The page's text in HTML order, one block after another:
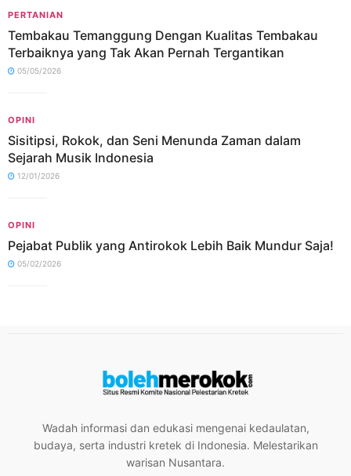
PERTANIAN
Tembakau Temanggung Dengan Kualitas Tembakau
Terbaiknya yang Tak Akan Pernah Tergantikan
05/05/2026
OPINI
Sisitipsi, Rokok, dan Seni Menunda Zaman dalam
Sejarah Musik Indonesia
12/01/2026
OPINI
Pejabat Publik yang Antirokok Lebih Baik Mundur Saja!
05/02/2026
Wadah informasi dan edukasi mengenai kedaulatan,
budaya, serta industri kretek di Indonesia. Melestarikan
warisan Nusantara.